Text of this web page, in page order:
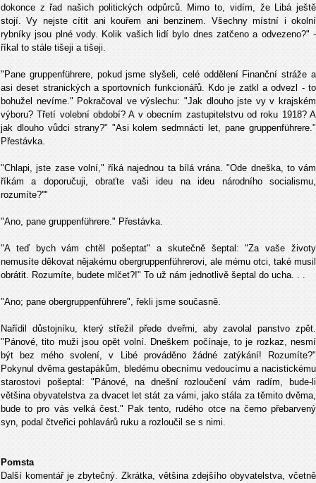
dokonce z řad našich politických odpůrců. Mimo to, vidím, že Libá ještě
stojí. Vy nejste cítit ani kouřem ani benzinem. Všechny místní i okolní
rybníky jsou plné vody. Kolik vašich lidí bylo dnes zatčeno a odvezeno?" -
říkal to stále tišeji a tišeji.
"Pane gruppenführere, pokud jsme slyšeli, celé oddělení Finanční stráže a
asi deset stranických a sportovních funkcionářů. Kdo je zatkl a odvezl - to
bohužel nevíme." Pokračoval ve výslechu: "Jak dlouho jste vy v krajském
výboru? Třetí volební období? A v obecním zastupitelstvu od roku 1918? A
jak dlouho vůdci strany?" "Asi kolem sedmnácti let, pane gruppenführere."
Přestávka.
"Chlapi, jste zase volní," říká najednou ta bílá vrána. "Ode dneška, to vám
říkám a doporučuji, obraťte vaši ideu na ideu národního socialismu,
rozumíte?''''
"Ano, pane gruppenführere." Přestávka.
"A teď bych vám chtěl pošeptat" a skutečně šeptal: "Za vaše životy
nemusíte děkovat nějakému obergruppenführerovi, ale mému otci, také musil
obrátit. Rozumíte, budete mlčet?!" To už nám jednotlivě šeptal do ucha. . .
"Ano; pane obergruppenführere", řekli jsme současně.
Nařídil důstojníku, který střežil přede dveřmi, aby zavolal panstvo zpět.
"Pánové, tito muži jsou opět volní. Dneškem počínaje, to je rozkaz, nesmí
být bez mého svolení, v Libé prováděno žádné zatýkání! Rozumíte?"
Pokynul dvěma gestapákům, bledému obecnímu vedoucímu a nacistickému
starostovi pošeptal: "Pánové, na dnešní rozloučení vám radím, bude-li
většina obyvatelstva za dvacet let stát za vámi, jako stála za těmito dvěma,
bude to pro vás velká čest." Pak tento, rudého otce na černo přebarvený
syn, podal čtveřici pohlavárů ruku a rozloučil se s nimi.
Pomsta
Další komentář je zbytečný. Zkrátka, většina zdejšího obyvatelstva, včetně